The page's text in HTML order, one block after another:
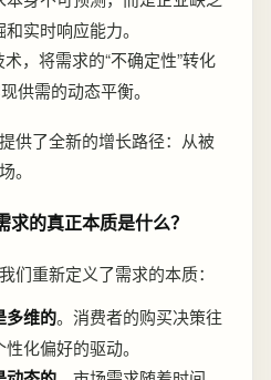
实时响应能力。
，将需求的“不确定性”转化
供需的动态平衡。
供了全新的增长路径：从被
。
的真正本质是什么？
们重新定义了需求的本质：
多维的。消费者的购买决策往
化偏好的驱动。